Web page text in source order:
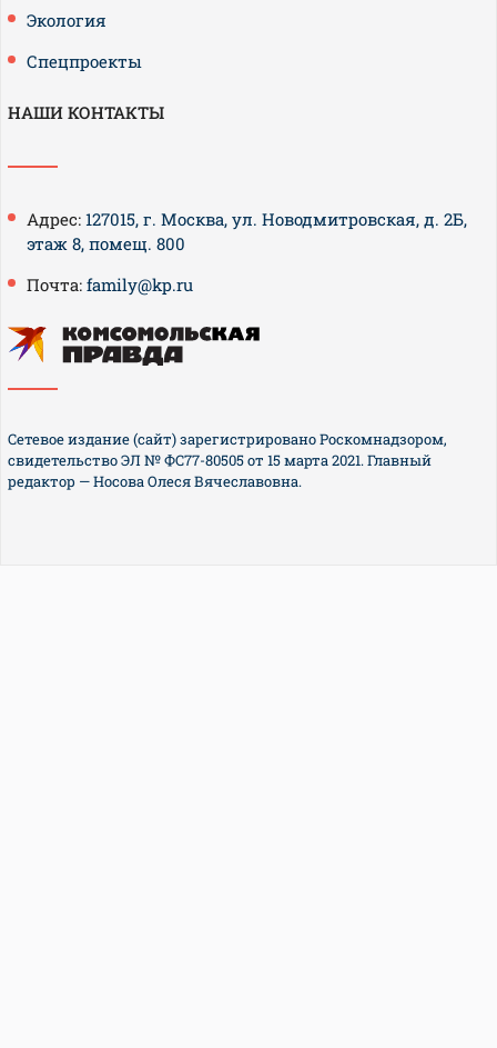
Экология
Спецпроекты
НАШИ КОНТАКТЫ
Адрес: 127015, г. Москва, ул. Новодмитровская, д. 2Б,
этаж 8, помещ. 800
Почта: family@kp.ru
Сетевое издание (сайт) зарегистрировано Роскомнадзором,
свидетельство ЭЛ № ФС77-80505 от 15 марта 2021. Главный
редактор — Носова Олеся Вячеславовна.